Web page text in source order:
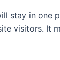
stay in
visitors. It